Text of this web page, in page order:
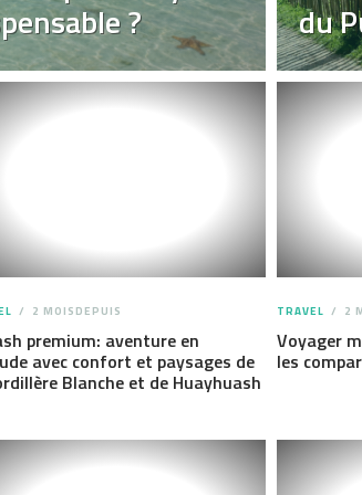
? du
2 MOISDEPUIS
premium: aventure en
avec confort et paysages de
Blanche et de Huayhuash
TRAVEL 2
Voyager
les